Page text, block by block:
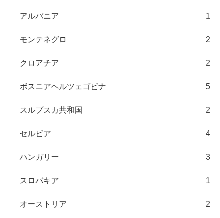
アルバニア 1
モンテネグロ 2
クロアチア 2
ボスニアヘルツェゴビナ 5
スルプスカ共和国 2
セルビア 4
ハンガリー 3
スロバキア 1
オーストリア 2